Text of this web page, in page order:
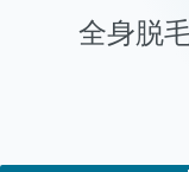
全身脱